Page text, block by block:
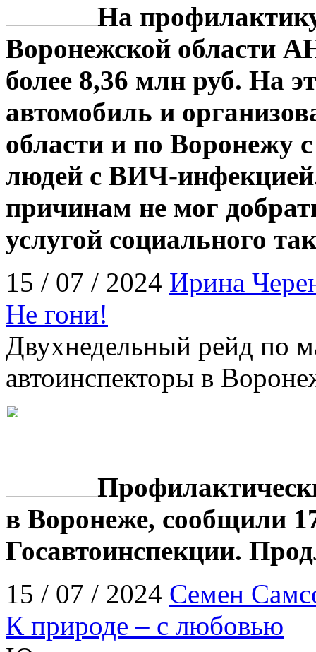
На
Воронежской области
более 8,36 млн руб. На
автомобиль и
области и по Воронежу
людей с ВИЧ-
причинам не мог
услугой социального
15 / 07 / 2024 Ирина
Не гони!
Двухнедельный рейд по
автоинспекторы в
в Воронеже, сообщили
Госавтоинспекции.
15 / 07 / 2024 Семен
К природе – с любовью